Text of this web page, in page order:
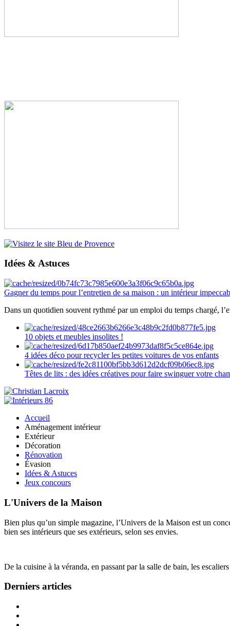
Idées & Astuces
Gagner du temps pour l’entretien de sa maison : un intérieur
Dans un quotidien souvent rythmé par un emploi du temps chargé,
10 objets et meubles insolites !
4 idées déco pour recycler les petites voitures de vos enfants
Têtes de lits : des idées créatives pour faire swinguer votre
Accueil
Aménagement intérieur
Extérieur
Décoration
Rénovation
Évasion
Idées & Astuces
Jeux concours
L'Univers de la Maison
Bien plus qu’un simple magazine, l’Univers de la Maison est un
bien ses intérieurs que ses extérieurs, selon ses envies.
De la cuisine à la véranda, en passant par la salle de bain, les
Derniers articles